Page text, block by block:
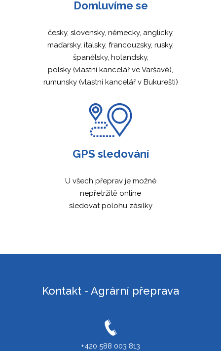
Domluvíme se
česky, slovensky, německy, anglicky,
maďarsky, italsky, francouzsky, rusky,
španělsky, holandsky,
polsky (vlastní kancelář ve Varšavě),
rumunsky (vlastní kancelář v Bukurešti)
GPS sledování
U všech přeprav je možné
nepřetržitě online
sledovat polohu zásilky
Kontakt - Agrární přeprava
+420 588 003 813